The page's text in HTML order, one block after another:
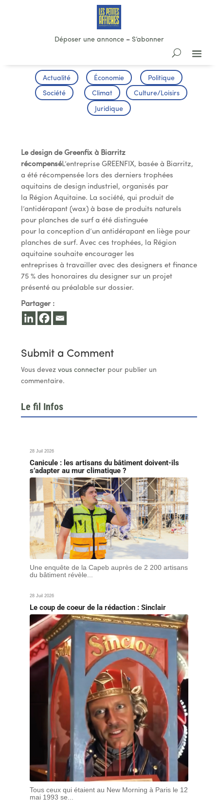
Déposer une annonce– S’abonner
Actualité Économie Politique
Société Climat Culture/Loisirs
Juridique
Le design de Greenfix à Biarritz
récompenséL’entreprise GREENFIX, basée à Biarritz,
a été récompensée lors des derniers trophées
aquitains de design industriel, organisés par
la Région Aquitaine. La société, qui produit de
l’antidérapant (wax) à base de produits naturels
pour planches de surf a été distinguée
pour la conception d’un antidérapant en liège pour
planches de surf. Avec ces trophées, la Région
aquitaine souhaite encourager les
entreprises à travailler avec des designers et finance
75 % des honoraires du designer sur un projet
présenté au préalable sur dossier.
Partager :
Submit a Comment
Vous devez vous connecterpour publier un
commentaire.
Le fil Infos
28 Juil 2026
Canicule : les artisans du bâtiment doivent-ils
s’adapter au mur climatique ?
Une enquête de la Capeb auprès de 2 200 artisans
du bâtiment révèle...
28 Juil 2026
Le coup de coeur de la rédaction : Sinclair
Tous ceux qui étaient au New Morning à Paris le 12
mai 1993 se...